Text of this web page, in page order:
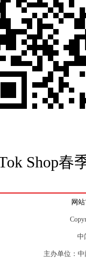
Shop春
网
中
主办单位：